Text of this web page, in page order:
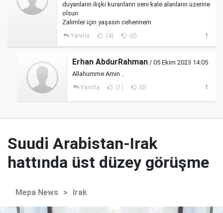
duyanların ilişki kuranların seni kale alanların üzerine
olsun
Zalimler için yaşasın cehennem
Yanıtla (4) (0)
Erhan AbdurRahman / 05 Ekim 2023 14:05
Allahumme Amin ..
Yanıtla (1) (0)
Suudi Arabistan-Irak
hattında üst düzey görüşme
Mepa News > Irak